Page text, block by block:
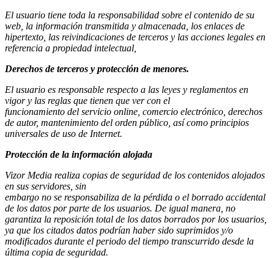
El usuario tiene toda la responsabilidad sobre el contenido de su
web, la información transmitida y almacenada, los enlaces de
hipertexto, las reivindicaciones de terceros y las acciones legales en
referencia a propiedad intelectual,
Derechos de terceros y protección de menores.
El usuario es responsable respecto a las leyes y reglamentos en
vigor y las reglas que tienen que ver con el
funcionamiento del servicio online, comercio electrónico, derechos
de autor, mantenimiento del orden público, así como principios
universales de uso de Internet.
Protección de la información alojada
Vizor Media realiza copias de seguridad de los contenidos alojados
en sus servidores, sin
embargo no se responsabiliza de la pérdida o el borrado accidental
de los datos por parte de los usuarios. De igual manera, no
garantiza la reposición total de los datos borrados por los usuarios,
ya que los citados datos podrían haber sido suprimidos y/o
modificados durante el periodo del tiempo transcurrido desde la
última copia de seguridad.